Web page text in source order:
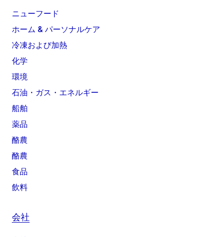
ニューフード
ホーム & パーソナルケア
冷凍および加熱
化学
環境
石油・ガス・エネルギー
船舶
薬品
酪農
酪農
食品
飲料
会社